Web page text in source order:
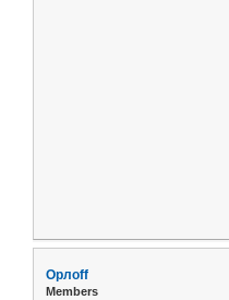
Орлоff
Members